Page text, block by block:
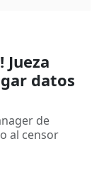
Jueza
datos
de
al censor